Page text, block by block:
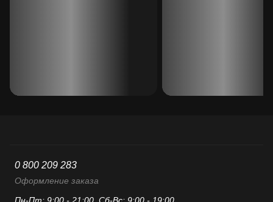
0 800 209 283
Оформление заказа